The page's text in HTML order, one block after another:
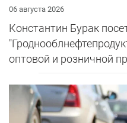
06 августа 2026
Константин Бурак
оптовой и розничной